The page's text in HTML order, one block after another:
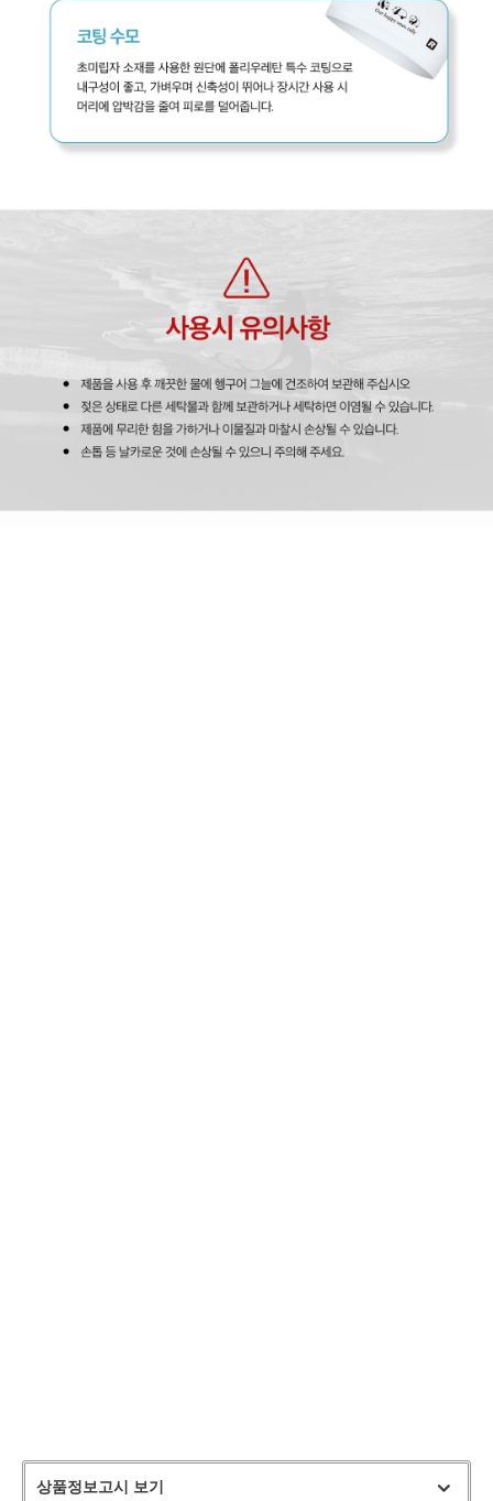
상품정보고시 보기